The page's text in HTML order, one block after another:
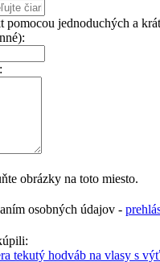
pomocou jednoduchých a
obrázky na toto miesto.
osobných údajov -